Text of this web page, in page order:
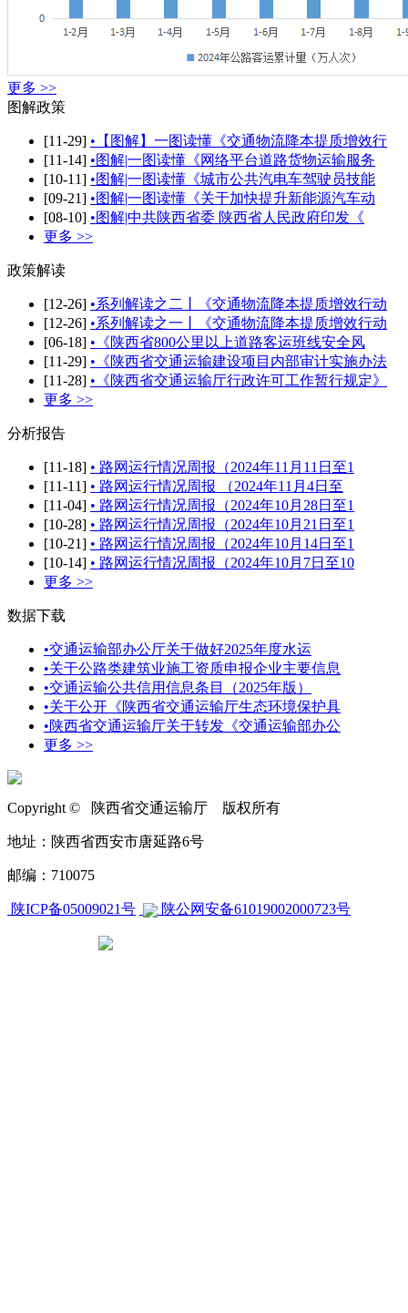
更多 >>
图解政策
[11-29] •【图解】一图读懂《交通物流降本提质增效行
[11-14] •图解|一图读懂《网络平台道路货物运输服务
[10-11] •图解|一图读懂《城市公共汽电车驾驶员技能
[09-21] •图解|一图读懂《关于加快提升新能源汽车动
[08-10] •图解|中共陕西省委 陕西省人民政府印发《
更多 >>
政策解读
[12-26] •系列解读之二丨《交通物流降本提质增效行动
[12-26] •系列解读之一丨《交通物流降本提质增效行动
[06-18] •《陕西省800公里以上道路客运班线安全风
[11-29] •《陕西省交通运输建设项目内部审计实施办法
[11-28] •《陕西省交通运输厅行政许可工作暂行规定》
更多 >>
分析报告
[11-18] • 路网运行情况周报（2024年11月11日至1
[11-11] • 路网运行情况周报 （2024年11月4日至
[11-04] • 路网运行情况周报（2024年10月28日至1
[10-28] • 路网运行情况周报（2024年10月21日至1
[10-21] • 路网运行情况周报（2024年10月14日至1
[10-14] • 路网运行情况周报（2024年10月7日至10
更多 >>
数据下载
•交通运输部办公厅关于做好2025年度水运
•关于公路类建筑业施工资质申报企业主要信息
•交通运输公共信用信息条目（2025年版）
•关于公开《陕西省交通运输厅生态环境保护具
•陕西省交通运输厅关于转发《交通运输部办公
更多 >>
Copyright © 陕西省交通运输厅 版权所有
地址：陕西省西安市唐延路6号
邮编：710075
陕ICP备05009021号 陕公网安备61019002000723号